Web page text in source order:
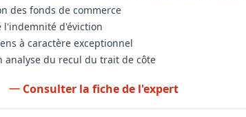
des fonds de commerce
l'indemnité d'éviction
à caractère exceptionnel
analyse du recul du trait de côte
Consulter la fiche de l'expert